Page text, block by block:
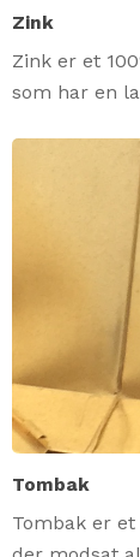
Zink
Zink er et
som har en
Tombak
Tombak er